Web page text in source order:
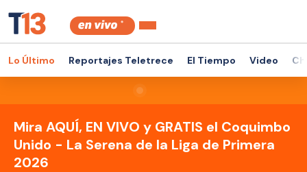
Lo Último Reportajes Teletrece El Tiempo Video
Mira AQUÍ, EN VIVO y GRATIS el Coquimbo
Unido - La Serena de la Liga de Primera
2026